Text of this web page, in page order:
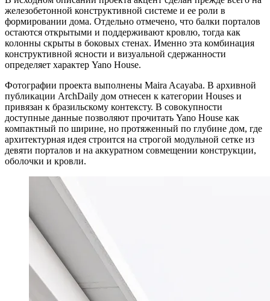
железобетонной конструктивной системе и ее роли в
формировании дома. Отдельно отмечено, что балки порталов
остаются открытыми и поддерживают кровлю, тогда как
колонны скрыты в боковых стенах. Именно эта комбинация
конструктивной ясности и визуальной сдержанности
определяет характер Yano House.
Фотографии проекта выполнены Maira Acayaba. В архивной
публикации ArchDaily дом отнесен к категории Houses и
привязан к бразильскому контексту. В совокупности
доступные данные позволяют прочитать Yano House как
компактный по ширине, но протяженный по глубине дом, где
архитектурная идея строится на строгой модульной сетке из
девяти порталов и на аккуратном совмещении конструкции,
оболочки и кровли.